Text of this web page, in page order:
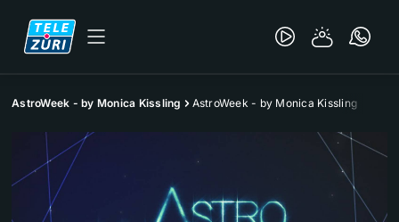
AstroWeek - by Monica Kissling AstroWeek - by Monica Kissling